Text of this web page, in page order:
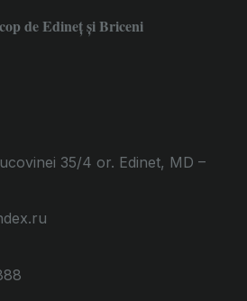
de Edineţ şi Briceni
35/4 or. Edinet, MD –